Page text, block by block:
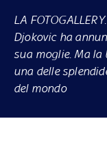
LA FOTOGALLERY.
Djokovic ha
sua moglie. Ma
una delle
del mondo